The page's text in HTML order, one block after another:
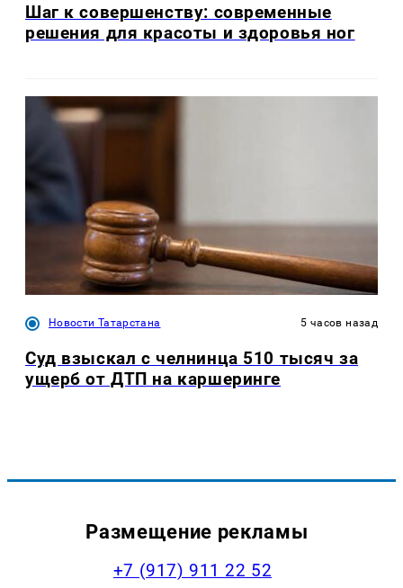
Шаг к совершенству: современные
решения для красоты и здоровья ног
Новости Татарстана 5 часов назад
Суд взыскал с челнинца 510 тысяч за
ущерб от ДТП на каршеринге
Размещение рекламы
+7 (917) 911 22 52